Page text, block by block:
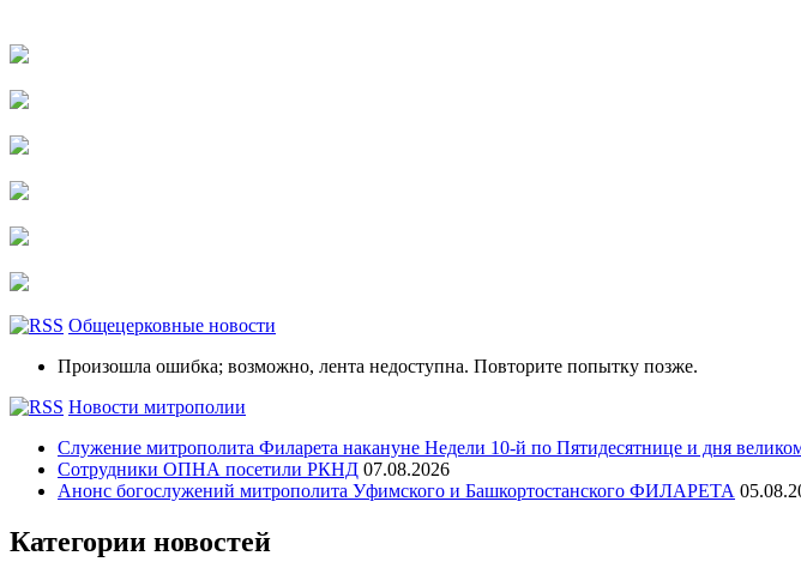
Общецерковные новости
Произошла ошибка; возможно, лента недоступна. Повторите попытку позже.
Новости митрополии
Служение митрополита Филарета накануне Недели 10-й по Пятидесятнице и дня
Сотрудники ОПНА посетили РКНД 07.08.2026
Анонс богослужений митрополита Уфимского и Башкортостанского ФИЛАРЕТА
Категории новостей